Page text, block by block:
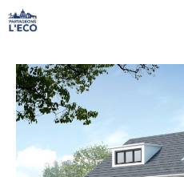
Aller
au